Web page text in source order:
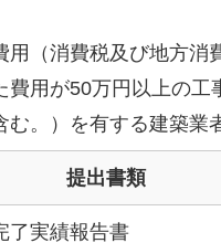
用（消費税及び地方消
費用が50万円以上の工
む。）を有する建築業
提出書類
了実績報告書